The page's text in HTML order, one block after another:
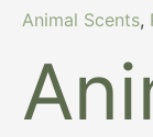
Animal Scents,